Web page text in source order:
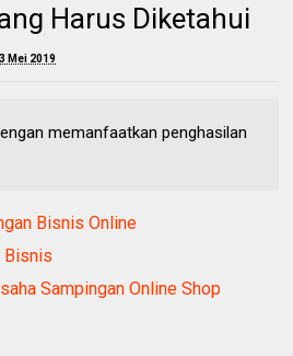
Harus Diketahui
Mei 2019
memanfaatkan penghasilan
Bisnis Online
Bisnis
Sampingan Online Shop